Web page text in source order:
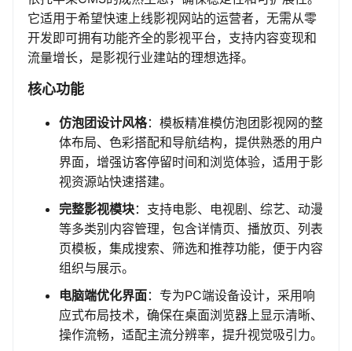
它适用于希望快速上线影视网站的运营者，无需从零
开发即可拥有功能齐全的影视平台，支持内容变现和
流量增长，是影视行业建站的理想选择。
核心功能
仿泡团设计风格：模板精准模仿泡团影视网的整
体布局、色彩搭配和导航结构，提供熟悉的用户
界面，增强访客停留时间和浏览体验，适用于影
视资源站快速搭建。
完整影视模块：支持电影、电视剧、综艺、动漫
等多类别内容管理，包含详情页、播放页、列表
页模板，集成搜索、筛选和推荐功能，便于内容
组织与展示。
电脑端优化界面：专为PC端设备设计，采用响
应式布局技术，确保在桌面浏览器上显示清晰、
操作流畅，适配主流分辨率，提升视觉吸引力。